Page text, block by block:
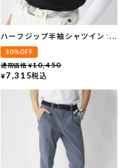
ハーフジップ半袖シャツインナ
ーセット
30％OFF
通常価格 ¥10,450
¥7,315税込